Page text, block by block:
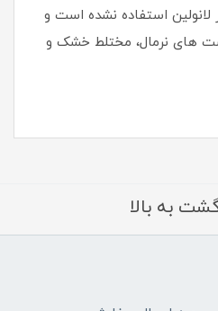
استفاده نشده است و
های نرمال، مختلط خشک و
به بالا